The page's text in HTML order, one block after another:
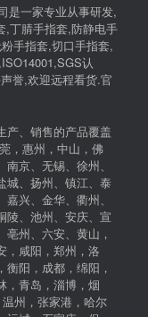
是一家专业从事研发,
,丁腈手指套,防静电手
手指套,切口手指套,
认
誉,欢迎远程看货.官
产、销售的产品覆盖
，惠州，中山，佛
京、无锡、徐州、
城、扬州、镇江、泰
兴、金华、衢州、
陵、池州、安庆、宣
州、六安、黄山，
，咸阳，郑州，洛
阳，成都，绵阳，
，青岛，淄博，烟
州，张家港，哈尔